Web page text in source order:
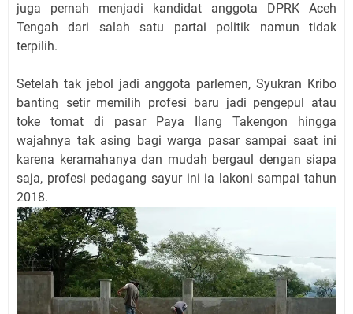
juga pernah menjadi kandidat anggota DPRK Aceh
Tengah dari salah satu partai politik namun tidak
terpilih.
Setelah tak jebol jadi anggota parlemen, Syukran Kribo
banting setir memilih profesi baru jadi pengepul atau
toke tomat di pasar Paya Ilang Takengon hingga
wajahnya tak asing bagi warga pasar sampai saat ini
karena keramahanya dan mudah bergaul dengan siapa
saja, profesi pedagang sayur ini ia lakoni sampai tahun
2018.